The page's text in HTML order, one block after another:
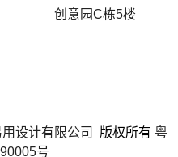
创意园C栋5楼
设计有限公司 版权所有 粤
号